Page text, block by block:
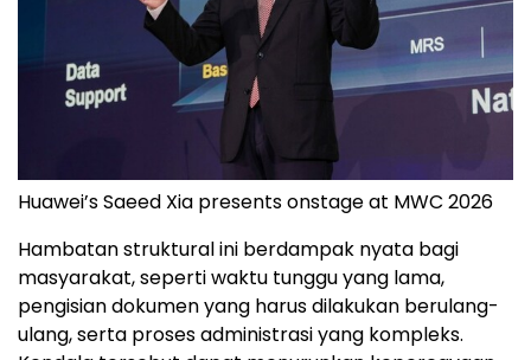
Huawei’s Saeed Xia presents onstage at MWC 2026